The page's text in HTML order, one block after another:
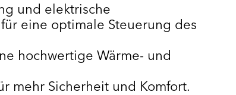
und elektrische
eine optimale Steuerung des
hochwertige Wärme- und
mehr Sicherheit und Komfort.